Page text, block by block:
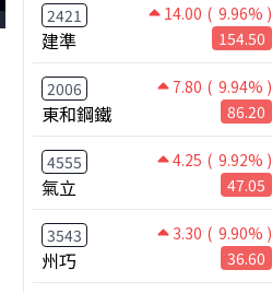
2421 14.00 ( 9.96% )
建準 154.50
2006 7.80 ( 9.94% )
東和鋼鐵 86.20
4555 4.25 ( 9.92% )
氣立 47.05
3543 3.30 ( 9.90% )
州巧 36.60